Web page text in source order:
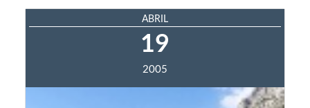
ABRIL
19
2005